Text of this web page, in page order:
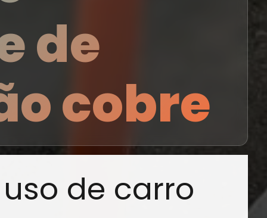
de
cobre
de carro